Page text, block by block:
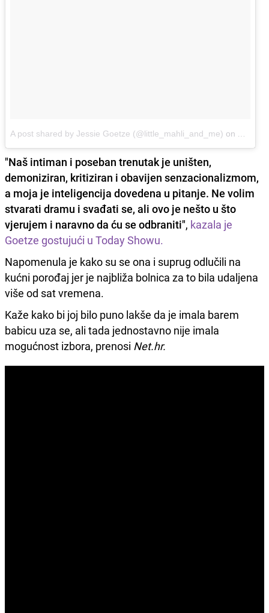
A post shared by Jessie Goetze (@little_mahli_and_me) on Aug
"Naš intiman i poseban trenutak je uništen,
demoniziran, kritiziran i obavijen senzacionalizmom,
a moja je inteligencija dovedena u pitanje. Ne volim
stvarati dramu i svađati se, ali ovo je nešto u što
vjerujem i naravno da ću se odbraniti", kazala je
Goetze gostujući u Today Showu.
Napomenula je kako su se ona i suprug odlučili na
kućni porođaj jer je najbliža bolnica za to bila udaljena
više od sat vremena.
Kaže kako bi joj bilo puno lakše da je imala barem
babicu uza se, ali tada jednostavno nije imala
mogućnost izbora, prenosi Net.hr.